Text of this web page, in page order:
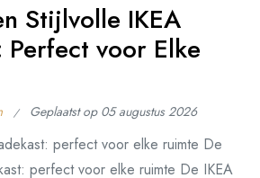
Stijlvolle IKEA
Perfect voor Elke
Geplaatst op 05 augustus 2026
perfect voor elke ruimte De
perfect voor elke ruimte De IKEA